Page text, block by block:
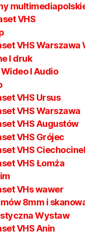
VHS
VHS Warszawa
I druk
I Audio
VHS Ursus
VHS Warszawa
VHS Augustów
VHS Grójec
VHS
VHS Łomża
VHs wawer
8mm i
Wystaw
VHS Anin